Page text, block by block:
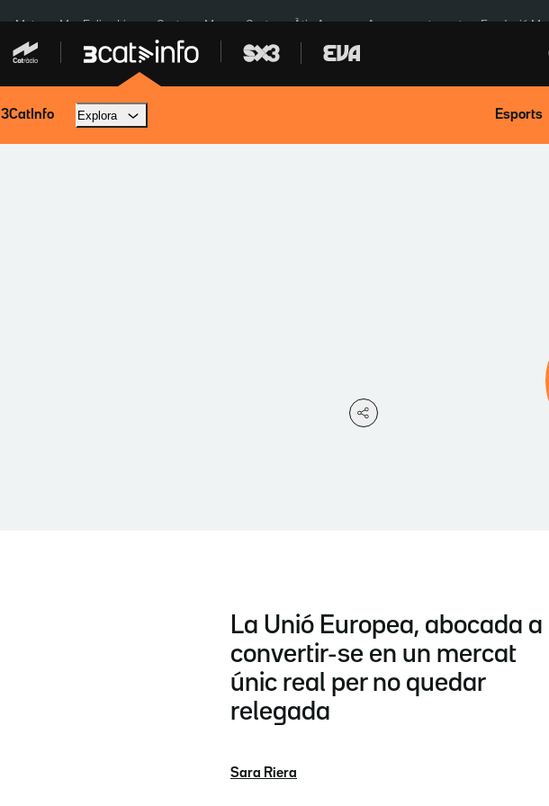
a Meta Mor Felipe Lipe Ceuta Menors Ceuta Àtic Ayuso Aparcament agost Fundació
3CatInfo Explora Esports
La Unió Europea, abocada a
convertir-se en un mercat
únic real per no quedar
relegada
Sara Riera